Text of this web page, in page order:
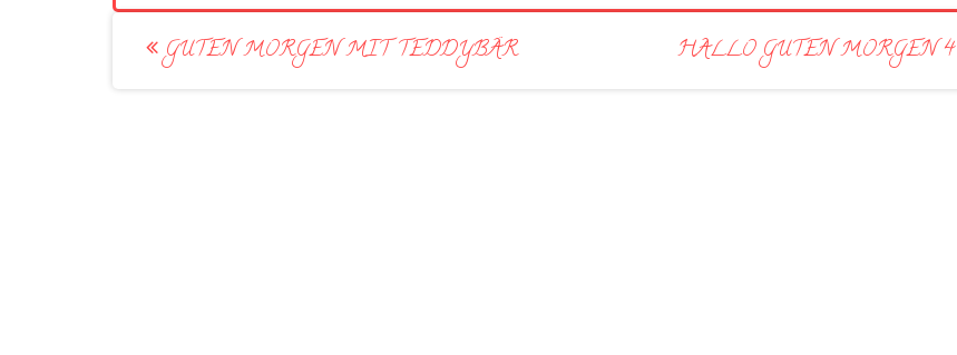
Post
navigation
GUTEN MORGEN MIT TEDDYBÄR HALLO GUTEN MORGEN 4